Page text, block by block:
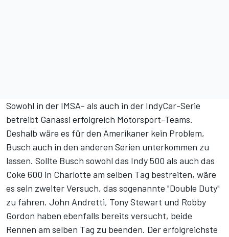
Sowohl in der IMSA- als auch in der IndyCar-Serie
betreibt Ganassi erfolgreich Motorsport-Teams.
Deshalb wäre es für den Amerikaner kein Problem,
Busch auch in den anderen Serien unterkommen zu
lassen. Sollte Busch sowohl das Indy 500 als auch das
Coke 600 in Charlotte am selben Tag bestreiten, wäre
es sein zweiter Versuch, das sogenannte "Double Duty"
zu fahren. John Andretti, Tony Stewart und Robby
Gordon haben ebenfalls bereits versucht, beide
Rennen am selben Tag zu beenden. Der erfolgreichste